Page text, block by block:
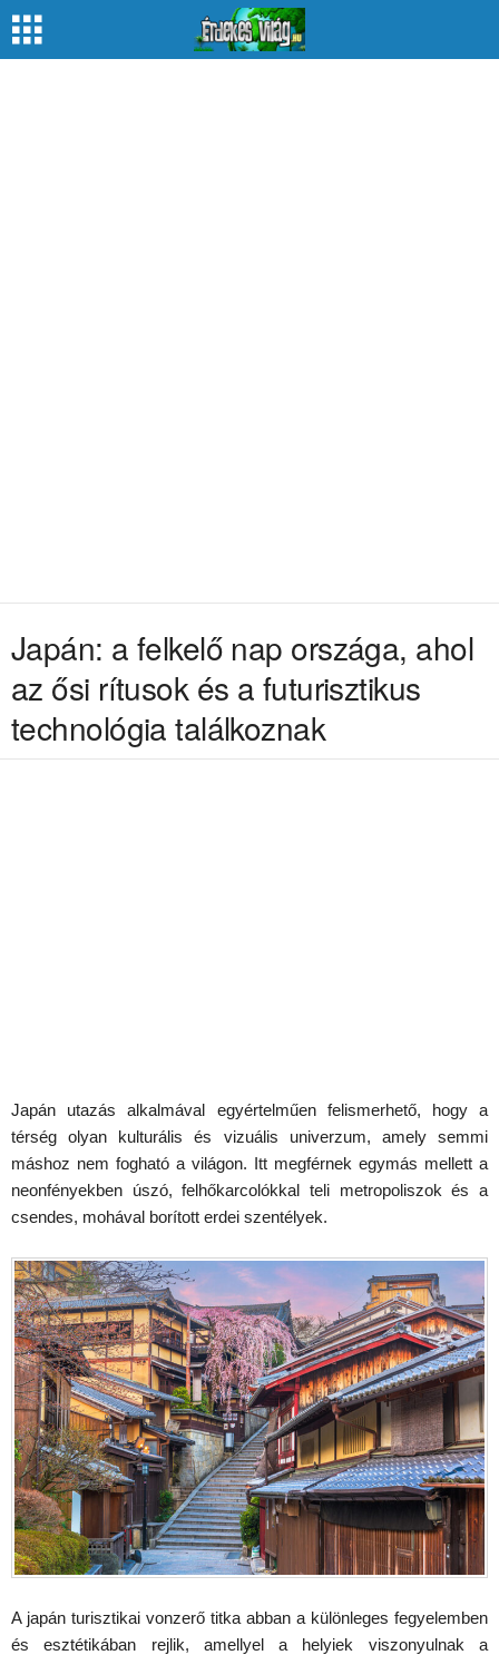
Japán: a felkelő nap országa, ahol
az ősi rítusok és a futurisztikus
technológia találkoznak
Japán utazás alkalmával egyértelműen felismerhető, hogy a
térség olyan kulturális és vizuális univerzum, amely semmi
máshoz nem fogható a világon. Itt megférnek egymás mellett a
neonfényekben úszó, felhőkarcolókkal teli metropoliszok és a
csendes, mohával borított erdei szentélyek.
A japán turisztikai vonzerő titka abban a különleges fegyelemben
és esztétikában rejlik, amellyel a helyiek viszonyulnak a